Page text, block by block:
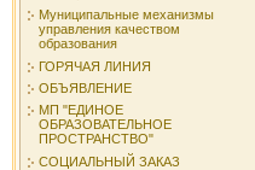
Муниципальные механизмы
управления качеством
образования
ГОРЯЧАЯ ЛИНИЯ
ОБЪЯВЛЕНИЕ
МП "ЕДИНОЕ
ОБРАЗОВАТЕЛЬНОЕ
ПРОСТРАНСТВО"
СОЦИАЛЬНЫЙ ЗАКАЗ